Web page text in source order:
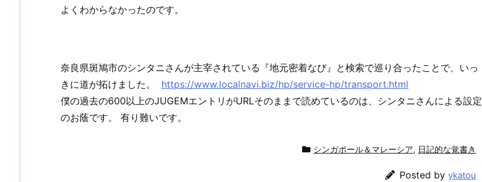
よくわからなかったのです。
奈良県斑鳩市のシンタニさんが主宰されている『地元密着なび』と検索で巡り合ったことで、いっ
きに道が拓けました。 https://www.localnavi.biz/hp/service-hp/transport.html
僕の過去の600以上のJUGEMエントリがURLそのままで読めているのは、シンタニさんによる設定
のお蔭です。 有り難いです。
シンガポール＆マレーシア, 日記的な覚書き
Posted by ykatou